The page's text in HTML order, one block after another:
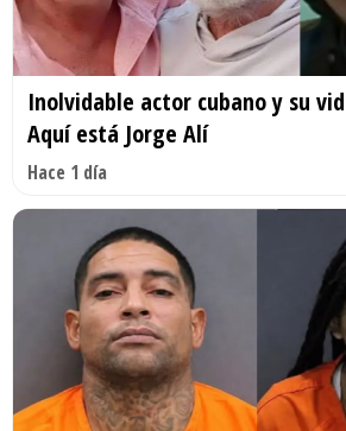
Inolvidable actor cubano y su
Aquí está Jorge Alí
Hace 1 día